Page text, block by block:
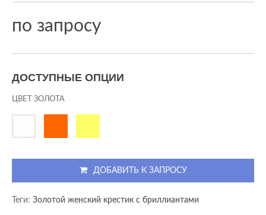
по запросу
ДОСТУПНЫЕ ОПЦИИ
ЦВЕТ ЗОЛОТА
ДОБАВИТЬ К ЗАПРОСУ
Теги: Золотой женский крестик с бриллиантами